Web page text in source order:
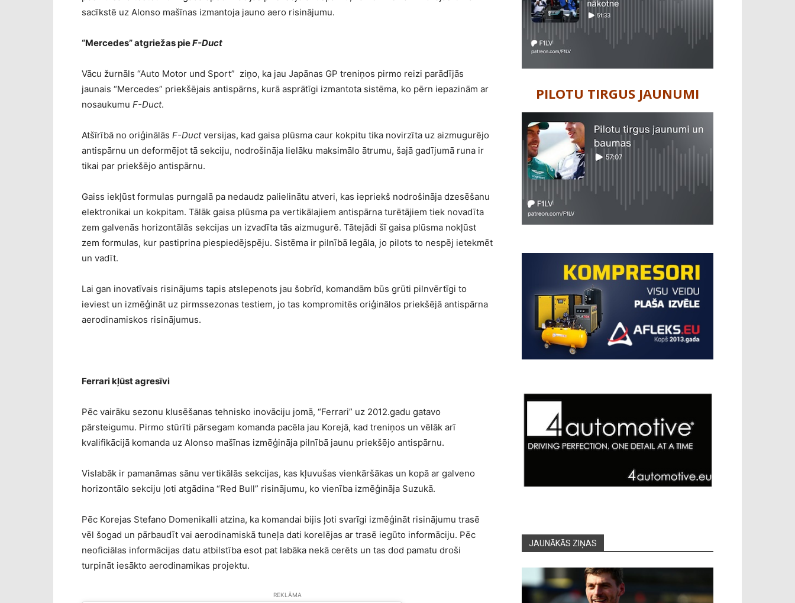
sacīkstē uz Alonso mašīnas izmantoja jauno aero risinājumu.
“Mercedes” atgriežas pieF-Duct
Vācu žurnāls “Auto Motor und Sport” ziņo, ka jau Japānas GP treniņos pirmo reizi parādījās
jaunais “Mercedes” priekšējais antispārns, kurā asprātīgi izmantota sistēma, ko pērn iepazinām ar
nosaukumu F-Duct.
Atšīrībā no oriģinālās F-Ductversijas, kad gaisa plūsma caur kokpitu tika novirzīta uz aizmugurējo
antispārnu un deformējot tā sekciju, nodrošināja lielāku maksimālo ātrumu, šajā gadījumā runa ir
tikai par priekšējo antispārnu.
Gaiss iekļūst formulas purngalā pa nedaudz palielinātu atveri, kas iepriekš nodrošināja dzesēšanu
elektronikai un kokpitam. Tālāk gaisa plūsma pa vertikālajiem antispārna turētājiem tiek novadīta
zem galvenās horizontālās sekcijas un izvadīta tās aizmugurē. Tātejādi šī gaisa plūsma nokļūst
zem formulas, kur pastiprina piespiedējspēju. Sistēma ir pilnībā legāla, jo pilots to nespēj ietekmēt
un vadīt.
Lai gan inovatīvais risinājums tapis atslepenots jau šobrīd, komandām būs grūti pilnvērtīgi to
ieviest un izmēģināt uz pirmssezonas testiem, jo tas kompromitēs oriģinālos priekšējā antispārna
aerodinamiskos risinājumus.
Ferrari kļūst agresīvi
Pēc vairāku sezonu klusēšanas tehnisko inovāciju jomā, “Ferrari” uz 2012.gadu gatavo
pārsteigumu. Pirmo stūrīti pārsegam komanda pacēla jau Korejā, kad treniņos un vēlāk arī
kvalifikācijā komanda uz Alonso mašīnas izmēģināja pilnībā jaunu priekšējo antispārnu.
Vislabāk ir pamanāmas sānu vertikālās sekcijas, kas kļuvušas vienkāršākas un kopā ar galveno
horizontālo sekciju ļoti atgādina “Red Bull” risinājumu, ko vienība izmēģināja Suzukā.
Pēc Korejas Stefano Domenikalli atzina, ka komandai bijis ļoti svarīgi izmēģināt risinājumu trasē
vēl šogad un pārbaudīt vai aerodinamiskā tuneļa dati korelējas ar trasē iegūto informāciju. Pēc
neoficiālas informācijas datu atbilstība esot pat labāka nekā cerēts un tas dod pamatu droši
turpināt iesākto aerodinamikas projektu.
REKLĀMA
PILOTU TIRGUS JAUNUMI
JAUNĀKĀS ZIŅAS